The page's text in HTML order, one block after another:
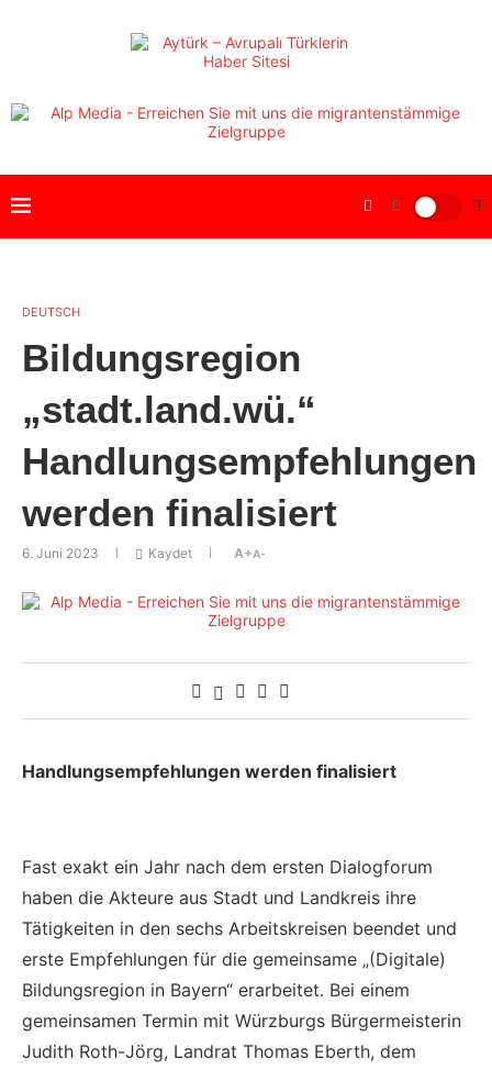
DEUTSCH
Bildungsregion
„stadt.land.wü.“
Handlungsempfehlungen
werden finalisiert
6. Juni 2023 Kaydet A+A-
Handlungsempfehlungen werden finalisiert
Fast exakt ein Jahr nach dem ersten Dialogforum
haben die Akteure aus Stadt und Landkreis ihre
Tätigkeiten in den sechs Arbeitskreisen beendet und
erste Empfehlungen für die gemeinsame „(Digitale)
Bildungsregion in Bayern“ erarbeitet. Bei einem
gemeinsamen Termin mit Würzburgs Bürgermeisterin
Judith Roth-Jörg, Landrat Thomas Eberth, dem